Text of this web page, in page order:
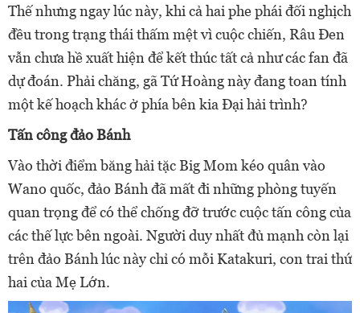
Thế nhưng ngay lúc này, khi cả hai phe phái đối nghịch
đều trong trạng thái thấm mệt vì cuộc chiến, Râu Đen
vẫn chưa hề xuất hiện để kết thúc tất cả như các fan đã
dự đoán. Phải chăng, gã Tứ Hoàng này đang toan tính
một kế hoạch khác ở phía bên kia Đại hải trình?
Tấn công đảo Bánh
Vào thời điểm băng hải tặc Big Mom kéo quân vào
Wano quốc, đảo Bánh đã mất đi những phòng tuyến
quan trọng để có thể chống đỡ trước cuộc tấn công của
các thế lực bên ngoài. Người duy nhất đủ mạnh còn lại
trên đảo Bánh lúc này chỉ có mỗi Katakuri, con trai thứ
hai của Mẹ Lớn.